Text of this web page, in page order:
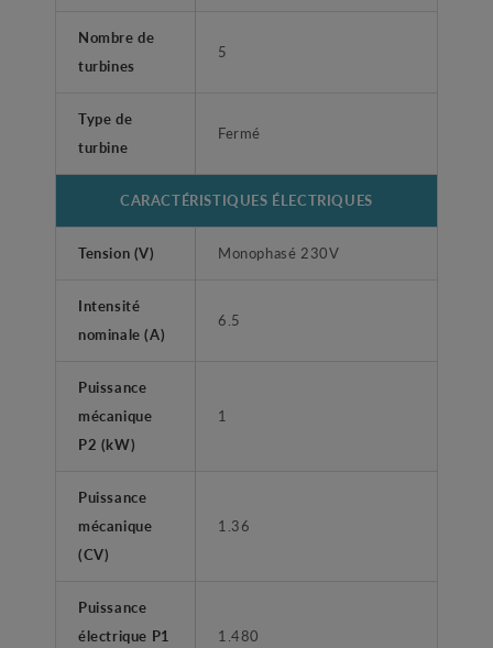
Nombre de
turbines
5
Type de
turbine
Fermé
CARACTÉRISTIQUES ÉLECTRIQUES
Tension (V) Monophasé 230V
Intensité
nominale (A)
6.5
Puissance
mécanique
P2 (kW)
1
Puissance
mécanique
(CV)
1.36
Puissance
électrique P1
1.480